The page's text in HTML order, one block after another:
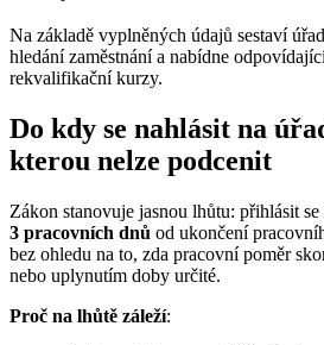
Na základě vyplněných údajů sestaví
hledání zaměstnání a nabídne
rekvalifikační kurzy.
Do kdy se nahlásit na
kterou nelze podcenit
Zákon stanovuje jasnou lhůtu: přihlásit
3 pracovních dnů od ukončení
bez ohledu na to, zda pracovní poměr
nebo uplynutím doby určité.
Proč na lhůtě záleží: